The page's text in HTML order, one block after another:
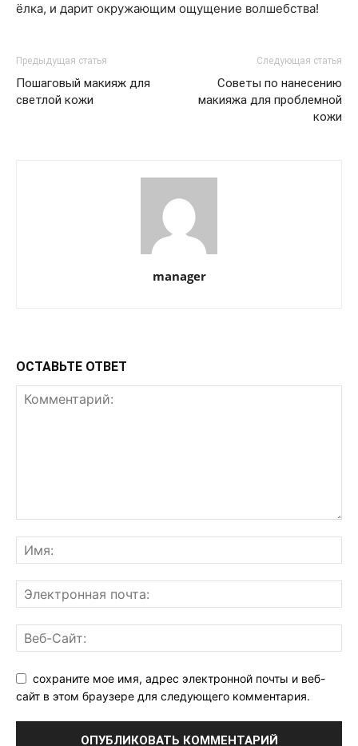
ёлка, и дарит окружающим ощущение волшебства!
Предыдущая статья
Пошаговый макияж для
светлой кожи
Следующая статья
Советы по нанесению
макияжа для проблемной
кожи
manager
ОСТАВЬТЕ ОТВЕТ
сохраните мое имя, адрес электронной почты и веб-
сайт в этом браузере для следующего комментария.